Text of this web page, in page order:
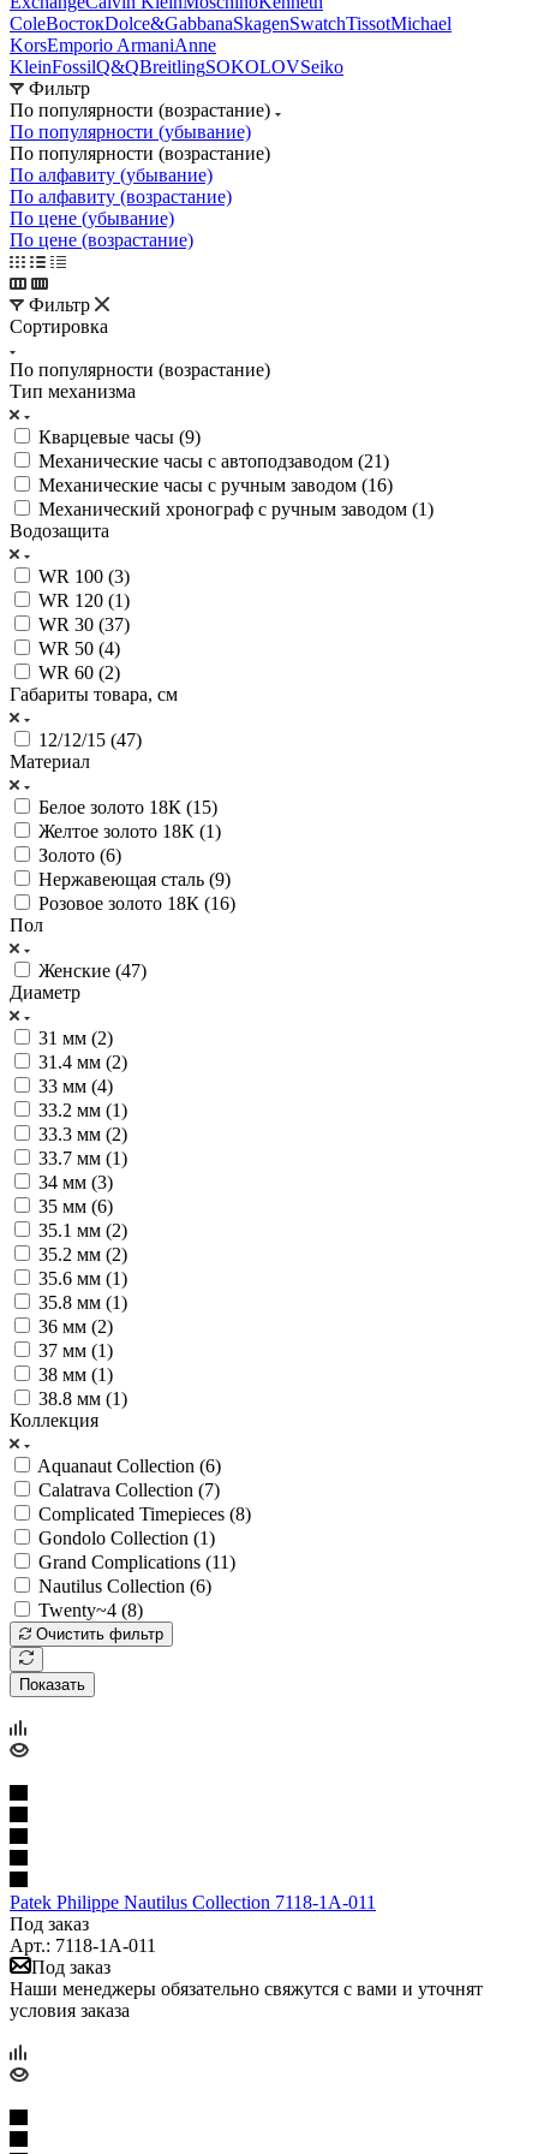
ColeВостокDolce&GabbanaSkagenSwatchTissotMichael
KorsEmporio ArmaniAnne
KleinFossilQ&QBreitlingSOKOLOVSeiko
Фильтр
По популярности (возрастание)
По популярности (убывание)
По популярности (возрастание)
По алфавиту (убывание)
По алфавиту (возрастание)
По цене (убывание)
По цене (возрастание)
Фильтр
Сортировка
По популярности (возрастание)
Тип механизма
Кварцевые часы (9)
Механические часы с автоподзаводом (21)
Механические часы с ручным заводом (16)
Механический хронограф с ручным заводом (1)
Водозащита
WR 100 (3)
WR 120 (1)
WR 30 (37)
WR 50 (4)
WR 60 (2)
Габариты товара, см
12/12/15 (47)
Материал
Белое золото 18К (15)
Желтое золото 18К (1)
Золото (6)
Нержавеющая сталь (9)
Розовое золото 18К (16)
Пол
Женские (47)
Диаметр
31 мм (2)
31.4 мм (2)
33 мм (4)
33.2 мм (1)
33.3 мм (2)
33.7 мм (1)
34 мм (3)
35 мм (6)
35.1 мм (2)
35.2 мм (2)
35.6 мм (1)
35.8 мм (1)
36 мм (2)
37 мм (1)
38 мм (1)
38.8 мм (1)
Коллекция
Aquanaut Collection (6)
Calatrava Collection (7)
Complicated Timepieces (8)
Gondolo Collection (1)
Grand Complications (11)
Nautilus Collection (6)
Twenty~4 (8)
Очистить фильтр
Показать
Patek Philippe Nautilus Collection 7118-1A-011
Под заказ
Арт.: 7118-1A-011
Под заказ
Наши менеджеры обязательно свяжутся с вами и уточнят
условия заказа